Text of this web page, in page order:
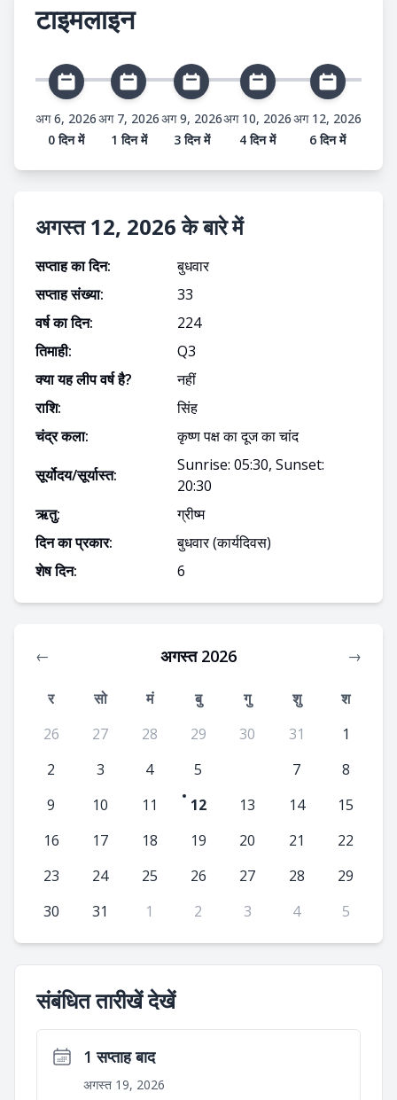
टाइमलाइन
अग 6, 2026
0 दिन में
अग 7, 2026
1 दिन में
अग 9, 2026
3 दिन में
अग 10, 2026
4 दिन में
अग 12, 2026
6 दिन में
अगस्त 12, 2026 के बारे में
सप्ताह का दिन:
बुधवार
सप्ताह संख्या:
33
वर्ष का दिन:
224
तिमाही:
Q3
क्या यह लीप वर्ष है?
नहीं
राशि:
सिंह
चंद्र कला:
कृष्ण पक्ष का दूज का चांद
सूर्योदय/सूर्यास्त:
Sunrise: 05:30, Sunset:
20:30
ऋतु:
ग्रीष्म
दिन का प्रकार:
बुधवार(कार्यदिवस)
शेष दिन:
6
← अगस्त 2026 →
र सो मं बु गु शु
श
26
27 28 29 30 31
1
2
3 4 5 7
8
9
10 11 12 13 14
15
16
17 18 19 20 21
22
23
24 25 26 27 28
29
30
31 1 2 3 4 5
संबंधित तारीखें देखें
1 सप्ताह बाद
अगस्त 19, 2026